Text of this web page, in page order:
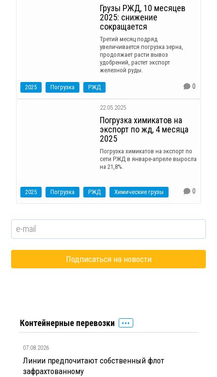
Грузы РЖД, 10 месяцев
2025: снижение
сокращается
Третий месяц подряд
увеличивается погрузка зерна,
продолжает расти вывоз
удобрений, растет экспорт
железной руды.
2025 Погрузка РЖД 0
22.05.2025
Погрузка химикатов на
экспорт по жд, 4 месяца
2025
Погрузка химикатов на экспорт по
сети РЖД в январе-апреле выросла
на 21,8%.
2025 Погрузка РЖД Химические грузы 0
Контейнерные перевозки
07.08.2026
Линии предпочитают собственный флот
зафрахтованному